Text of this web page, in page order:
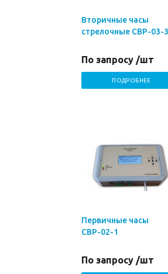
Вторичные часы
стрелочные СВР-03-
По запросу /шт
ПОДРОБНЕЕ
Первичные часы
СВР-02-1
По запросу /шт